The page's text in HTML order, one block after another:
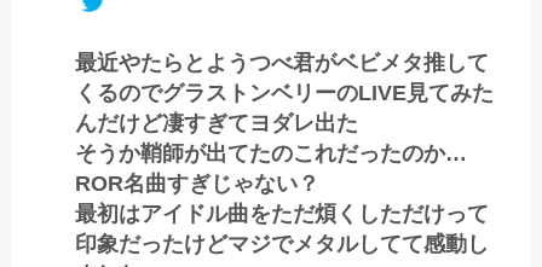
最近やたらとようつべ君がベビメタ推して
くるのでグラストンベリーのLIVE見てみた
んだけど凄すぎてヨダレ出た
そうか鞘師が出てたのこれだったのか…
ROR名曲すぎじゃない？
最初はアイドル曲をただ煩くしただけって
印象だったけどマジでメタルしてて感動し